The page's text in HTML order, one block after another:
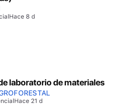
Hace 8 d
laboratorio de materiales
Hace 21 d